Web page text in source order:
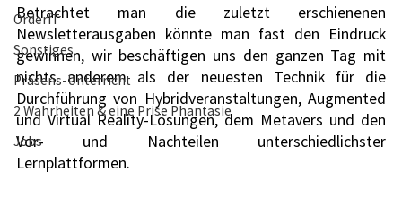
OrderIT
Sonstiges
Präsens-Unterricht
2 Wahrheiten & eine Prise Phantasie
Jobs
Betrachtet man die zuletzt erschienenen
Newsletterausgaben könnte man fast den Eindruck
gewinnen, wir beschäftigen uns den ganzen Tag mit
nichts anderem als der neuesten Technik für die
Durchführung von Hybridveranstaltungen, Augmented
und Virtual Reality-Lösungen, dem Metavers und den
Vor- und Nachteilen unterschiedlichster
Lernplattformen.